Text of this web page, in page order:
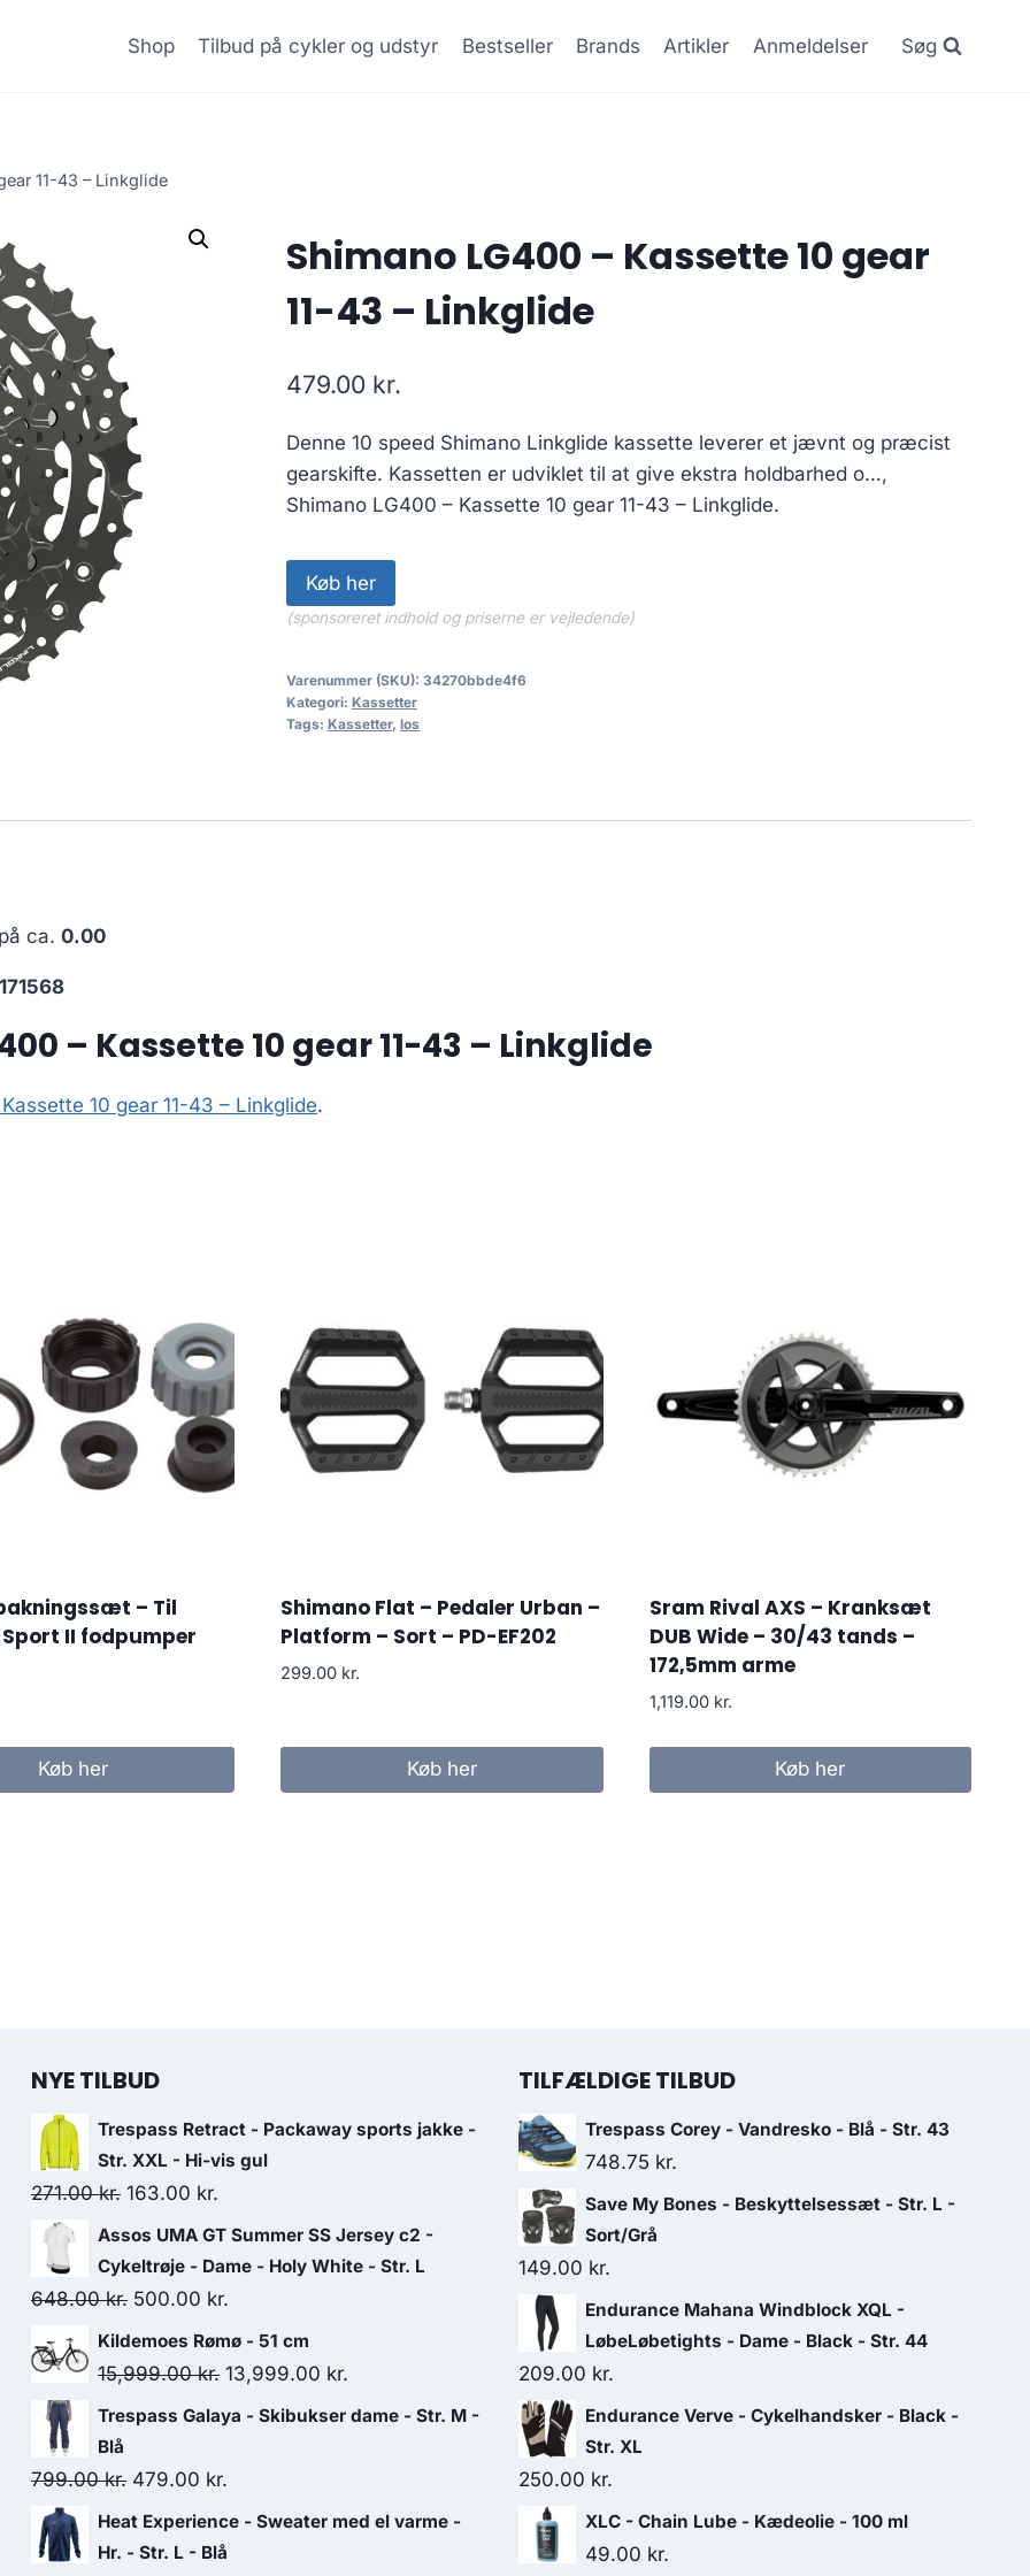
Shop Tilbud på cykler og udstyr Bestseller Brands Artikler Anmeldelser Søg
11-43 – Linkglide
Shimano LG400 – Kassette 10 gear
11-43 – Linkglide
479.00 kr.
Denne 10 speed Shimano Linkglide kassette leverer et jævnt og præcist
gearskifte. Kassetten er udviklet til at give ekstra holdbarhed o…,
Shimano LG400 – Kassette 10 gear 11-43 – Linkglide.
Køb her
(sponsoreret indhold og priserne er vejledende)
Varenummer (SKU): 34270bbde4f6
Kategori: Kassetter
Tags: Kassetter, los
ca. 0.00
– Kassette 10 gear 11-43 – Linkglide
10 gear 11-43 – Linkglide.
– Til
II fodpumper
Køb her
Shimano Flat – Pedaler Urban –
Platform – Sort – PD-EF202
299.00 kr.
Køb her
Sram Rival AXS – Kranksæt
DUB Wide – 30/43 tands –
172,5mm arme
1,119.00 kr.
Køb her
NYE TILBUD
Trespass Retract - Packaway sports jakke -
Str. XXL - Hi-vis gul
271.00kr. Original
price
was:
271.00 kr..
163.00 kr.
price
is:
163.00 kr..
Assos UMA GT Summer SS Jersey c2 -
Cykeltrøje - Dame - Holy White - Str. L
648.00kr. Original
price
was:
500.00 kr.
price
is:
Kildemoes Rømø - 51 cm
15,999.00kr. Original
price
13,999.00 kr.
price
Trespass Galaya - Skibukser dame - Str. M -
Blå
799.00kr. Original
price
was:
479.00 kr.
price
Heat Experience - Sweater med el varme -
Hr. - Str. L - Blå
TILFÆLDIGE TILBUD
Trespass Corey - Vandresko - Blå - Str. 43
748.75 kr.
Save My Bones - Beskyttelsessæt - Str. L -
Sort/Grå
149.00 kr.
Endurance Mahana Windblock XQL -
LøbeLøbetights - Dame - Black - Str. 44
209.00 kr.
Endurance Verve - Cykelhandsker - Black -
Str. XL
250.00 kr.
XLC - Chain Lube - Kædeolie - 100 ml
49.00 kr.